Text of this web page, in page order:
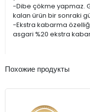
-Dibe çökme yapmaz.
kalan ürün bir sonraki
-Ekstra kabarma
asgari %20 ekstra
Похожие продукты